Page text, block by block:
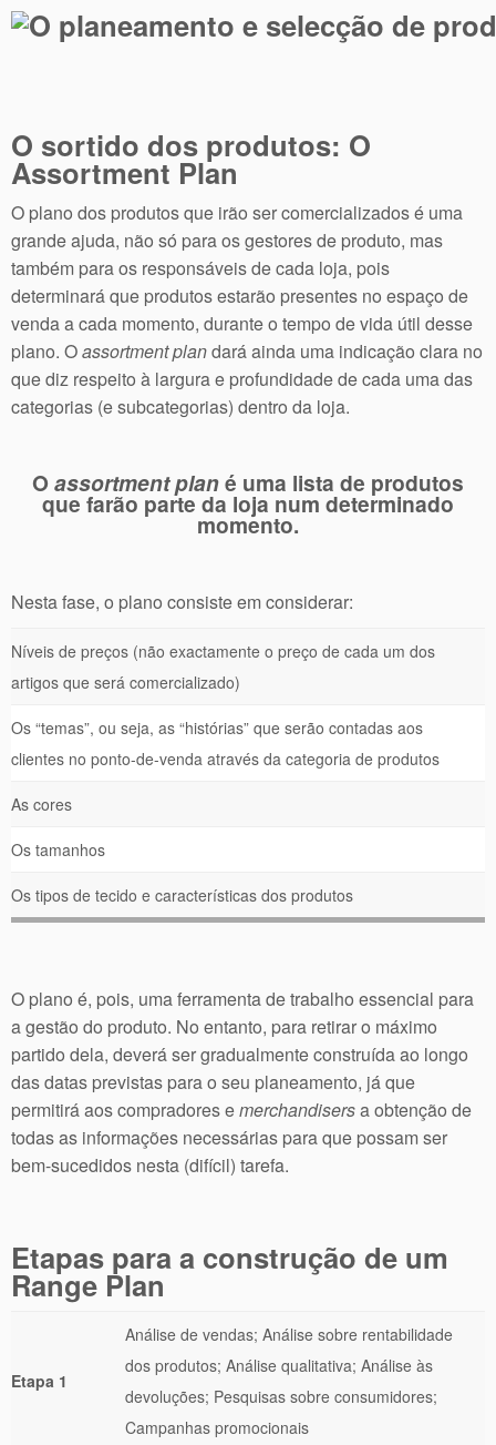
O sortido dos produtos: O
Assortment Plan
O plano dos produtos que irão ser comercializados é uma
grande ajuda, não só para os gestores de produto, mas
também para os responsáveis de cada loja, pois
determinará que produtos estarão presentes no espaço de
venda a cada momento, durante o tempo de vida útil desse
plano. Oassortment plandará ainda uma indicação clara no
que diz respeito à largura e profundidade de cada uma das
categorias (e subcategorias) dentro da loja.
Oassortment plané uma lista de produtos
que farão parte da loja num determinado
momento.
Nesta fase, o plano consiste em considerar:
Níveis de preços (não exactamente o preço de cada um dos
artigos que será comercializado)
Os “temas”, ou seja, as “histórias” que serão contadas aos
clientes no ponto-de-venda através da categoria de produtos
As cores
Os tamanhos
Os tipos de tecido e características dos produtos
O plano é, pois, uma ferramenta de trabalho essencial para
a gestão do produto. No entanto, para retirar o máximo
partido dela, deverá ser gradualmente construída ao longo
das datas previstas para o seu planeamento, já que
permitirá aos compradores emerchandisersa obtenção de
todas as informações necessárias para que possam ser
bem-sucedidos nesta (difícil) tarefa.
Etapas para a construção de um
Range Plan
Etapa 1
Análise de vendas; Análise sobre rentabilidade
dos produtos; Análise qualitativa; Análise às
devoluções; Pesquisas sobre consumidores;
Campanhas promocionais